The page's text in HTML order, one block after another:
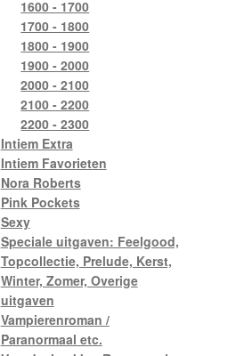
1600 - 1700
1700 - 1800
1800 - 1900
1900 - 2000
2000 - 2100
2100 - 2200
2200 - 2300
Intiem Extra
Intiem Favorieten
Nora Roberts
Pink Pockets
Sexy
Speciale uitgaven: Feelgood,
Topcollectie, Prelude, Kerst,
Winter, Zomer, Overige
uitgaven
Vampierenroman /
Paranormaal etc.